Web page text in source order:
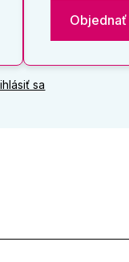
Objednať
sa